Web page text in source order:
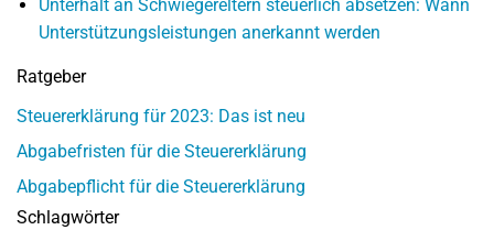
Unterhalt an Schwiegereltern steuerlich absetzen: Wann
Unterstützungsleistungen anerkannt werden
Ratgeber
Steuererklärung für 2023: Das ist neu
Abgabefristen für die Steuererklärung
Abgabepflicht für die Steuererklärung
Schlagwörter